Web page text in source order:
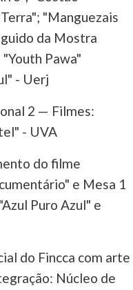
"Manguezais
da Mostra
Pawa"
- Uerj
2 — Filmes:
- UVA
do filme
e Mesa 1
Puro Azul" e
do Fincca com arte
Núcleo de